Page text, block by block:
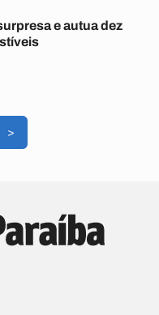
e autua dez
>